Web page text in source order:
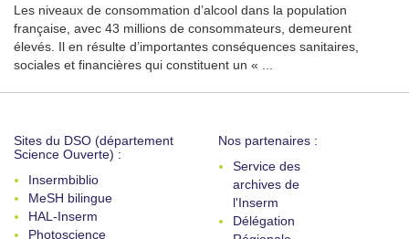
Les niveaux de consommation d’alcool dans la population
française, avec 43 millions de consommateurs, demeurent
élevés. Il en résulte d’importantes conséquences sanitaires,
sociales et financières qui constituent un « ...
Sites du DSO (département
Science Ouverte) :
Insermbiblio
MeSH bilingue
HAL-Inserm
Photoscience
Nos partenaires :
Service des
archives de
l'Inserm
Délégation